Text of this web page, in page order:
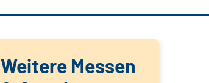
Weitere Messen